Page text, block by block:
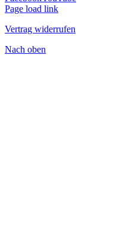
Page load link
Vertrag widerrufen
Nach oben